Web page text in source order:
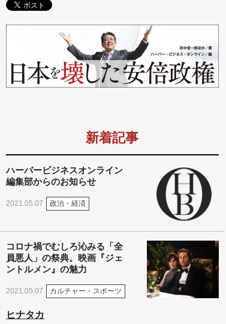
新着記事
ハーバービジネスオンライン
編集部からのお知らせ
2021.05.07 政治・経済
コロナ禍でむしろ沁みる「全
員悪人」の祭典。映画『ジェ
ントルメン』の魅力
2021.05.07 カルチャー・スポーツ
ヒナタカ